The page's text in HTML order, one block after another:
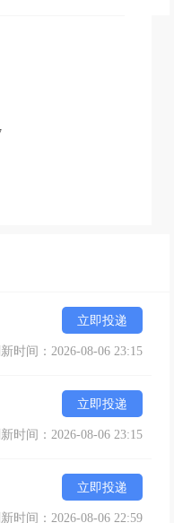
立即投递
时间：2026-08-06 23:15
立即投递
时间：2026-08-06 23:15
立即投递
时间：2026-08-06 22:59